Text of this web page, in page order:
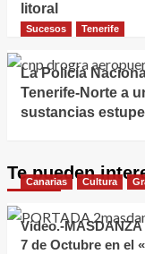
litoral
Sucesos Tenerife
La Policía
Tenerife-Norte a
sustancias
Te pueden
Canarias Cultura
Vídeo.-
7 de Octubre en el